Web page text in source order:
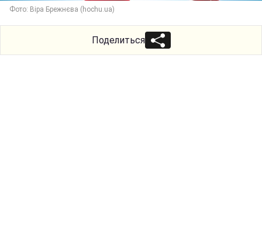
Фото: Віра Брежнєва (hochu.ua)
Поделиться